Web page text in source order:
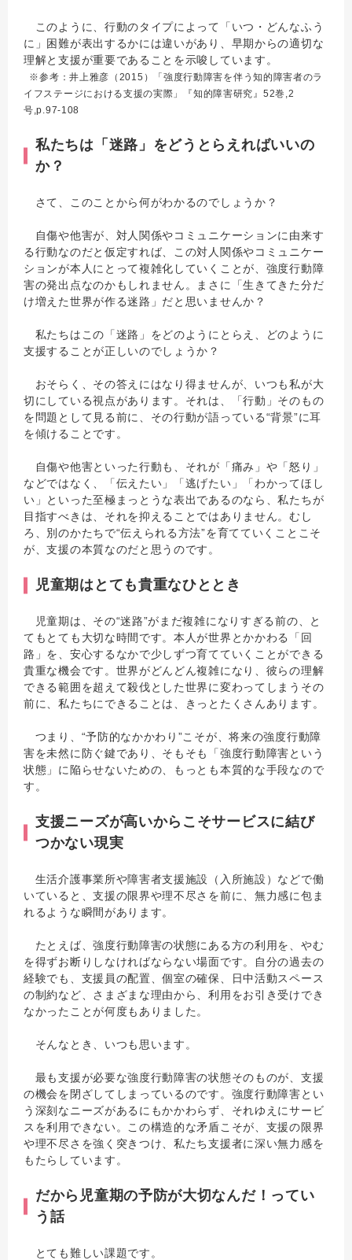
このように、行動のタイプによって「いつ・どんなふう
に」困難が表出するかには違いがあり、早期からの適切な
理解と支援が重要であることを示唆しています。
※参考：井上雅彦（2015）「強度行動障害を伴う知的障害者のラ
イフステージにおける支援の実際」『知的障害研究』52巻,2
号,p.97-108
私たちは「迷路」をどうとらえればいいの
か？
さて、このことから何がわかるのでしょうか？
自傷や他害が、対人関係やコミュニケーションに由来す
る行動なのだと仮定すれば、この対人関係やコミュニケー
ションが本人にとって複雑化していくことが、強度行動障
害の発出点なのかもしれません。まさに「生きてきた分だ
け増えた世界が作る迷路」だと思いませんか？
私たちはこの「迷路」をどのようにとらえ、どのように
支援することが正しいのでしょうか？
おそらく、その答えにはなり得ませんが、いつも私が大
切にしている視点があります。それは、「行動」そのもの
を問題として見る前に、その行動が語っている“背景”に耳
を傾けることです。
自傷や他害といった行動も、それが「痛み」や「怒り」
などではなく、「伝えたい」「逃げたい」「わかってほし
い」といった至極まっとうな表出であるのなら、私たちが
目指すべきは、それを抑えることではありません。むし
ろ、別のかたちで“伝えられる方法”を育てていくことこそ
が、支援の本質なのだと思うのです。
児童期はとても貴重なひととき
児童期は、その“迷路”がまだ複雑になりすぎる前の、と
てもとても大切な時間です。本人が世界とかかわる「回
路」を、安心するなかで少しずつ育てていくことができる
貴重な機会です。世界がどんどん複雑になり、彼らの理解
できる範囲を超えて殺伐とした世界に変わってしまうその
前に、私たちにできることは、きっとたくさんあります。
つまり、“予防的なかかわり”こそが、将来の強度行動障
害を未然に防ぐ鍵であり、そもそも「強度行動障害という
状態」に陥らせないための、もっとも本質的な手段なので
す。
支援ニーズが高いからこそサービスに結び
つかない現実
生活介護事業所や障害者支援施設（入所施設）などで働
いていると、支援の限界や理不尽さを前に、無力感に包ま
れるような瞬間があります。
たとえば、強度行動障害の状態にある方の利用を、やむ
を得ずお断りしなければならない場面です。自分の過去の
経験でも、支援員の配置、個室の確保、日中活動スペース
の制約など、さまざまな理由から、利用をお引き受けでき
なかったことが何度もありました。
そんなとき、いつも思います。
最も支援が必要な強度行動障害の状態そのものが、支援
の機会を閉ざしてしまっているのです。強度行動障害とい
う深刻なニーズがあるにもかかわらず、それゆえにサービ
スを利用できない。この構造的な矛盾こそが、支援の限界
や理不尽さを強く突きつけ、私たち支援者に深い無力感を
もたらしています。
だから児童期の予防が大切なんだ！ってい
う話
とても難しい課題です。